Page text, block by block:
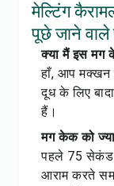
मेल्टिंग
पूछे जाने वाले
क्या मैं इस मग
हाँ, आप मक्खन
दूध के लिए
हैं।
मग केक को
पहले 75 सेकंड
आराम करते